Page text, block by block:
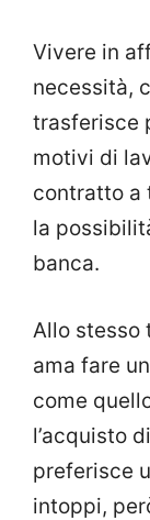
Vivere in
necessità,
trasferisce
motivi di
contratto a
la
banca.
Allo stesso
ama fare
come
l’acquisto
preferisce
intoppi,